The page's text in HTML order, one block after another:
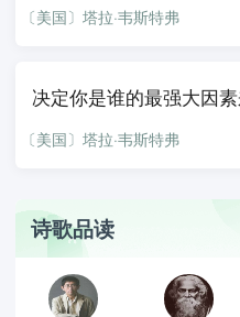
〔美国〕塔拉·韦斯特弗
决定你是谁的最强大因素
〔美国〕塔拉·韦斯特弗
诗歌品读